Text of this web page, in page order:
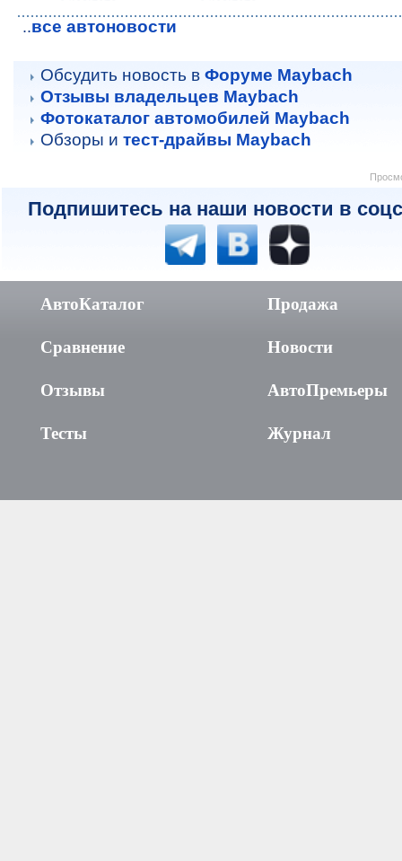
..все автоновости
Обсудить новость в Форуме Maybach
Отзывы владельцев Maybach
Фотокаталог автомобилей Maybach
Обзоры и тест-драйвы Maybach
Подпишитесь на наши новости в
АвтоКаталог
Сравнение
Отзывы
Тесты
Продажа
Новости
АвтоПремьеры
Журнал